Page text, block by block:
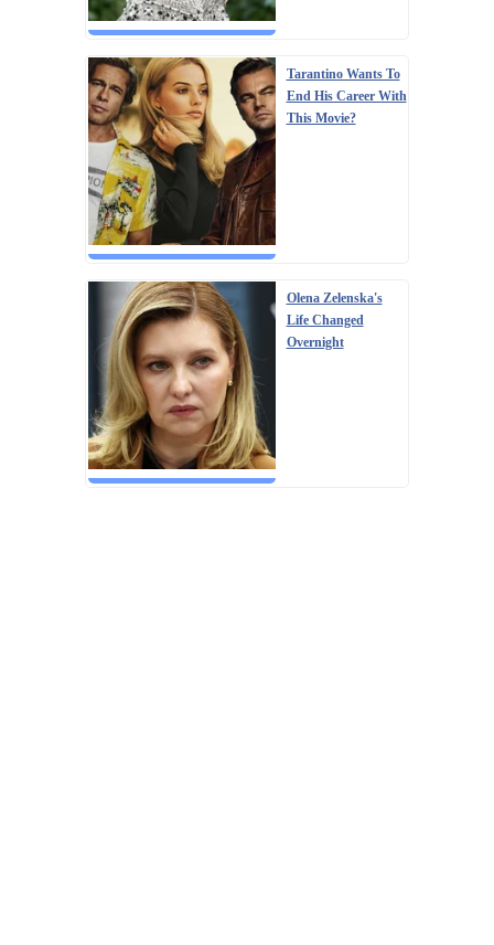
Tarantino Wants To
End His Career With
This Movie?
Olena Zelenska's
Life Changed
Overnight